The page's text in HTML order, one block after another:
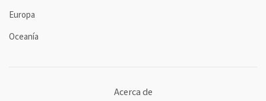
Europa
Oceanía
Acerca de